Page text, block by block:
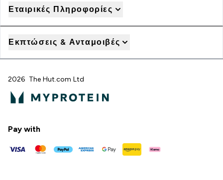
Εταιρικές Πληροφορίες
Εκπτώσεις & Ανταμοιβές
2026 The Hut.com Ltd
Pay with